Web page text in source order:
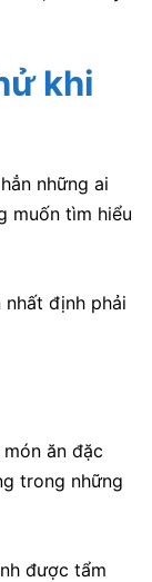
khi
những ai
muốn tìm hiểu
nhất định phải
ăn đặc
trong những
được tẩm